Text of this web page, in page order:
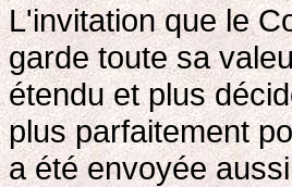
L'invitation que le
garde toute sa
étendu et plus
plus parfaitement
a été envoyée